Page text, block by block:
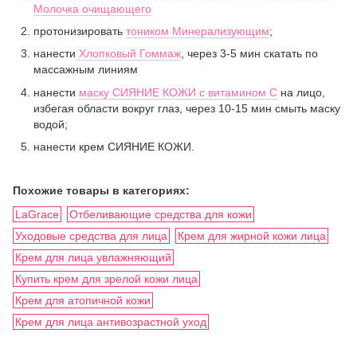
Молочка очищающего
протонизировать тоником Минерализующим;
нанести Хлопковый Гоммаж, через 3-5 мин скатать по
массажным линиям
нанести маску СИЯНИЕ КОЖИ с витамином С на лицо,
избегая области вокруг глаз, через 10-15 мин смыть маску
водой;
нанести крем СИЯНИЕ КОЖИ.
Похожие товары в категориях:
LaGrace
Отбеливающие средства для кожи
Уходовые средства для лица
Крем для жирной кожи лица
Крем для лица увлажняющий
Купить крем для зрелой кожи лица
Крем для атопичной кожи
Крем для лица антивозрастной уход